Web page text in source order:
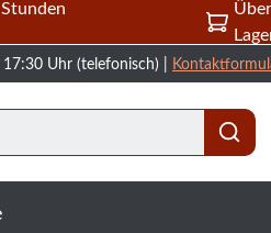
Uhr (telefonisch) |